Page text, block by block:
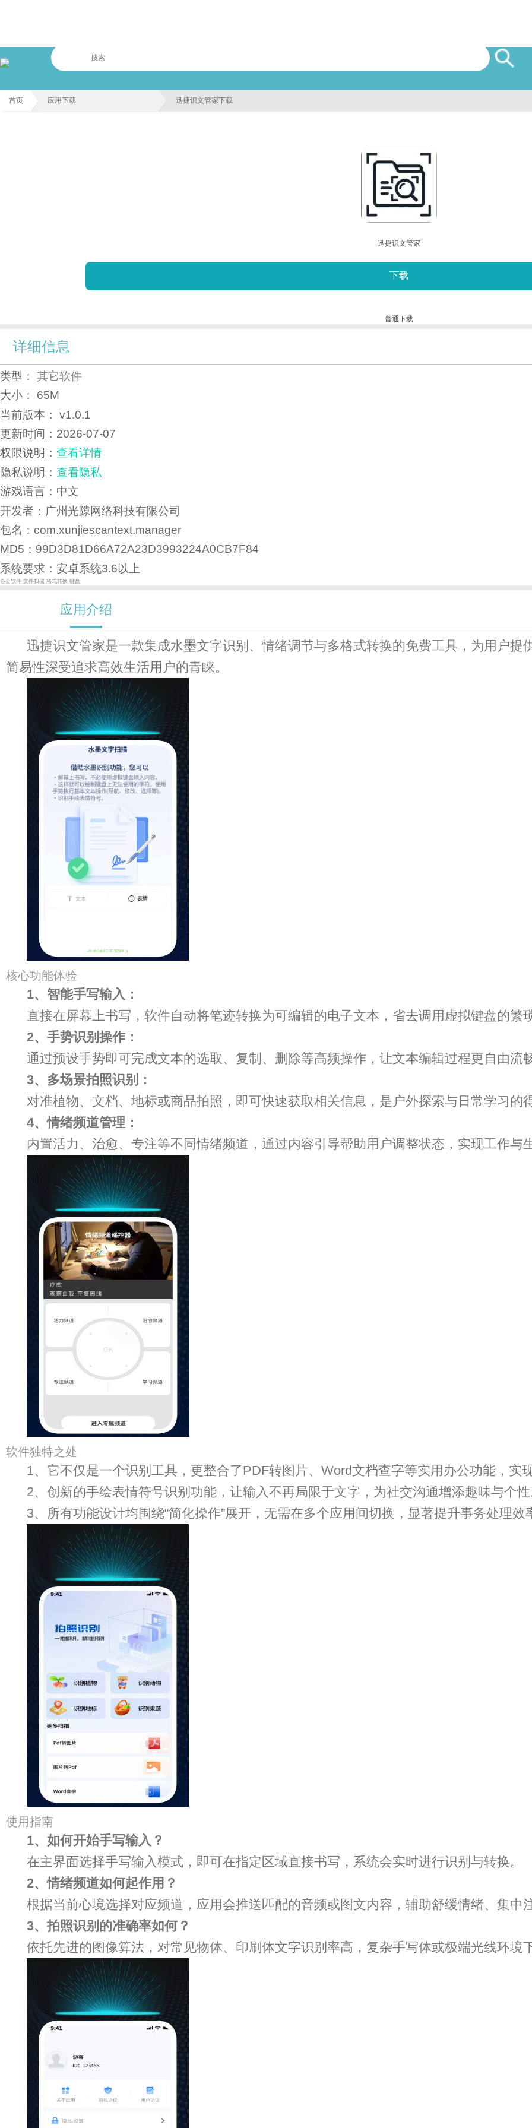
首页 应用下载 迅捷识文管家下载
迅捷识文管家
下载
普通下载
详细信息
类型： 其它软件
大小：
65M
当前版本： v1.0.1
更新时间： 2026-07-07
权限说明： 查看详情
隐私说明： 查看隐私
游戏语言：中文
开发者：广州光隙网络科技有限公司
包名：com.xunjiescantext.manager
MD5：99D3D81D66A72A23D3993224A0CB7F84
系统要求：安卓系统3.6以上
办公软件 文件扫描 格式转换 键盘
应用介绍
迅捷识文管家是一款集成水墨文字识别、情绪调节与多格式转换的免费工具，为用户
简易性深受追求高效生活用户的青睐。
核心功能体验
1、智能手写输入：
直接在屏幕上书写，软件自动将笔迹转换为可编辑的电子文本，省去调用虚拟键盘的繁
2、手势识别操作：
通过预设手势即可完成文本的选取、复制、删除等高频操作，让文本编辑过程更自由流畅
3、多场景拍照识别：
对准植物、文档、地标或商品拍照，即可快速获取相关信息，是户外探索与日常学习的
4、情绪频道管理：
内置活力、治愈、专注等不同情绪频道，通过内容引导帮助用户调整状态，实现工作与
软件独特之处
1、它不仅是一个识别工具，更整合了PDF转图片、Word文档查字等实用办公功能，实
2、创新的手绘表情符号识别功能，让输入不再局限于文字，为社交沟通增添趣味与个性
3、所有功能设计均围绕“简化操作”展开，无需在多个应用间切换，显著提升事务处理效
使用指南
1、如何开始手写输入？
在主界面选择手写输入模式，即可在指定区域直接书写，系统会实时进行识别与转换。
2、情绪频道如何起作用？
根据当前心境选择对应频道，应用会推送匹配的音频或图文内容，辅助舒缓情绪、集中
3、拍照识别的准确率如何？
依托先进的图像算法，对常见物体、印刷体文字识别率高，复杂手写体或极端光线环境